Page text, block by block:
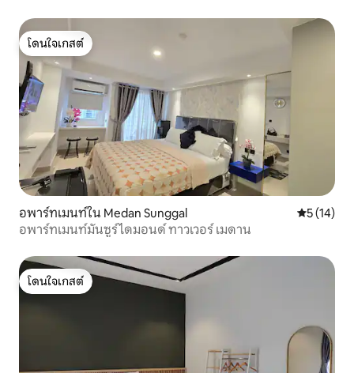
โดนใจเกสต์
โดนใจเกสต์
อพาร์ทเมนท์ใน Medan Sunggal คะแนนเฉลี่
5 (14)
อพาร์ทเมนท์มันซูร์ ไดมอนด์ ทาวเวอร์ เมดาน
โดนใจเกสต์
โดนใจเกสต์